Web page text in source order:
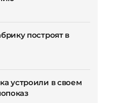
построят в
устроили в своем